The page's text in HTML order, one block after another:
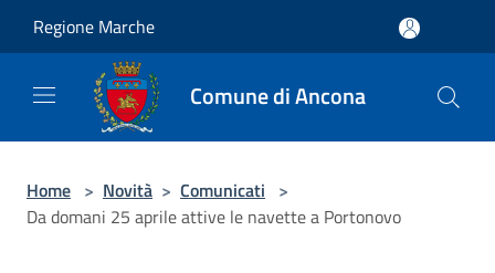
Regione Marche
Comune di Ancona
Home > Novità > Comunicati >
Da domani 25 aprile attive le navette a Portonovo